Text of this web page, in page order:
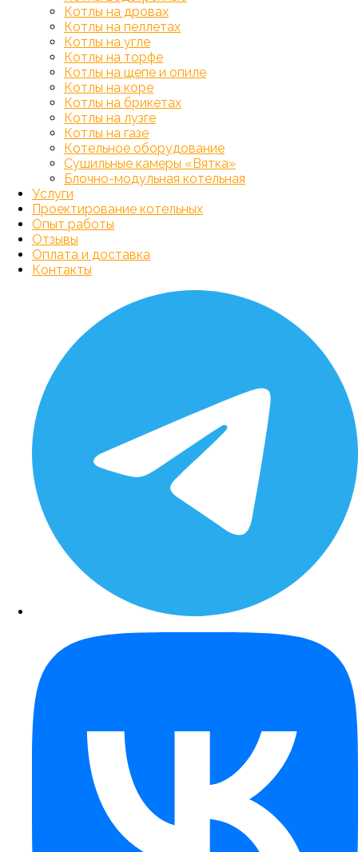
Котлы на дровах
Котлы на пеллетах
Котлы на угле
Котлы на торфе
Котлы на щепе и опиле
Котлы на коре
Котлы на брикетах
Котлы на лузге
Котлы на газе
Котельное оборудование
Сушильные камеры «Вятка»
Блочно-модульная котельная
Услуги
Проектирование котельных
Опыт работы
Отзывы
Оплата и доставка
Контакты